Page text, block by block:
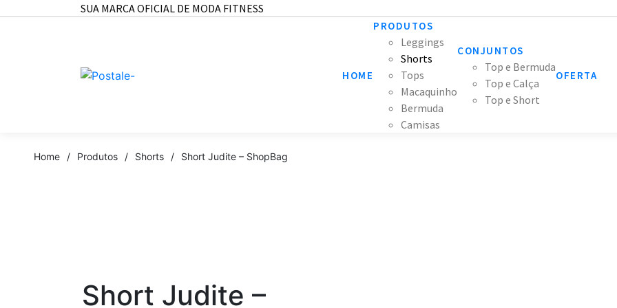
SUA MARCA OFICIAL DE MODA FITNESS
HOME
PRODUTOS
Leggings
Shorts
Tops
Macaquinho
Bermuda
Camisas
CONJUNTOS
Top e Bermuda
Top e Calça
Top e Short
OFERTA
Home / Produtos / Shorts / Short Judite – ShopBag
Short Judite –